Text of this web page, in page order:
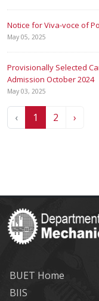
Notice for Viva-voce of
May 05, 2025
Provisionally Selected
Admission October 2024
May 03, 2025
‹ 1 2 ›
BUET Home
BIIS